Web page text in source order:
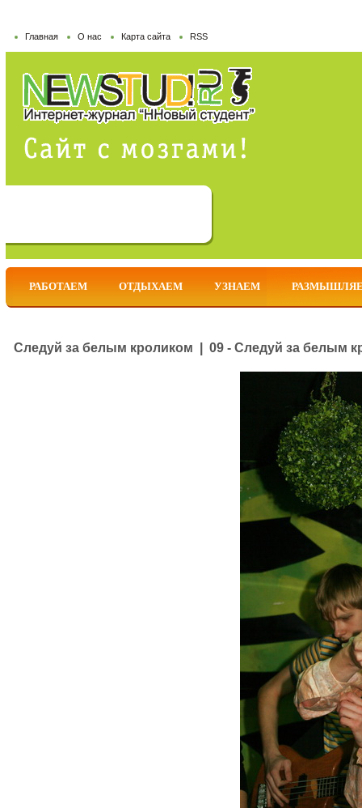
Главная О нас Карта сайта RSS
РАБОТАЕМ ОТДЫХАЕМ УЗНАЕМ
Следуй за белым кроликом | 09 - Следуй за белым